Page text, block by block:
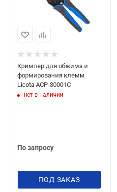
Кримпер для обжима и
формирования клемм
Licota ACP-30001C
нет в наличии
По запросу
ПОД ЗАКАЗ